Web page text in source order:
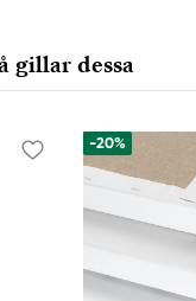
gillar dessa
-20%